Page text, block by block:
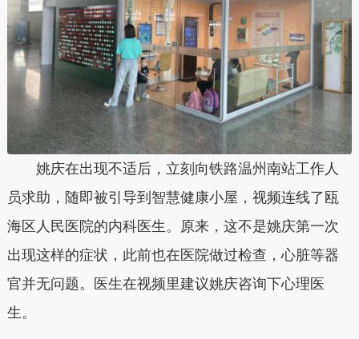
姚庆在出现不适后，立刻向铁路温州南站工作人
员求助，随即被引导到智慧健康小屋，视频连线了瓯
海区人民医院的内科医生。原来，这不是姚庆第一次
出现这样的症状，此前也在医院做过检查，心脏等器
官并无问题。医生在视频里建议姚庆咨询下心理医
生。